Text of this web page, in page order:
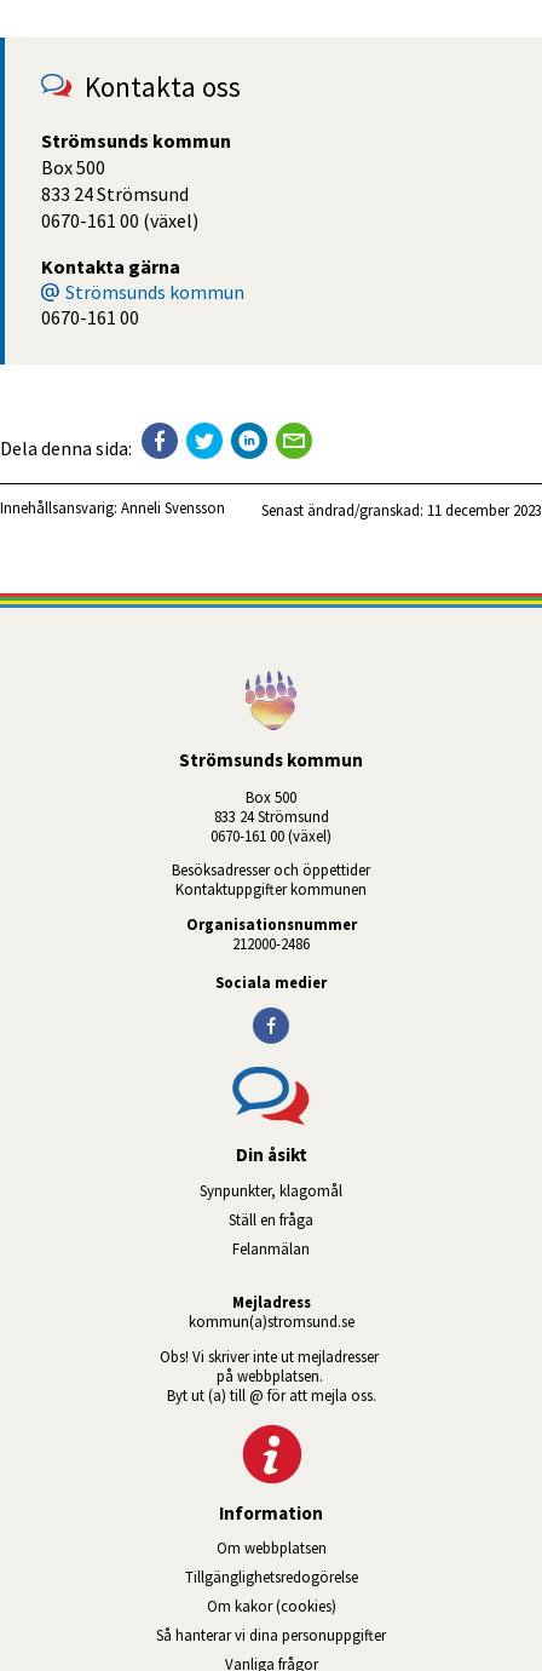
Kontakta oss
Strömsunds kommun
Box 500
833 24 Strömsund
0670-161 00 (växel)
Kontakta gärna
Strömsunds kommun
0670-161 00
Dela denna sida:
Innehållsansvarig: Anneli Svensson Senast ändrad/granskad: 11 december 2023
Strömsunds kommun
Box 500
833 24 Strömsund
0670-161 00 (växel)
Besöksadresser och öppettider
Kontaktuppgifter kommunen
Organisationsnummer
212000-2486
Sociala medier
Din åsikt
Synpunkter, klagomål
Ställ en fråga
Felanmälan
Mejladress
kommun(a)stromsund.se
Obs! Vi skriver inte ut mejladresser
på webbplatsen.
Byt ut (a) till @ för att mejla oss.
Information
Om webbplatsen
Tillgänglig­hets­redo­görelse
Om kakor (cookies)
Så hanterar vi dina personuppgifter
Vanliga frågor